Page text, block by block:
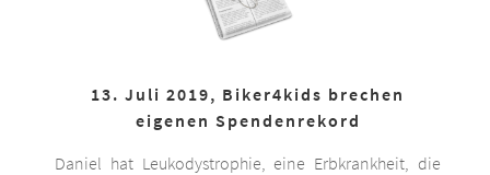
13. Juli 2019, Biker4kids brechen
eigenen Spendenrekord
Daniel hat Leukodystrophie, eine Erbkrankheit, die